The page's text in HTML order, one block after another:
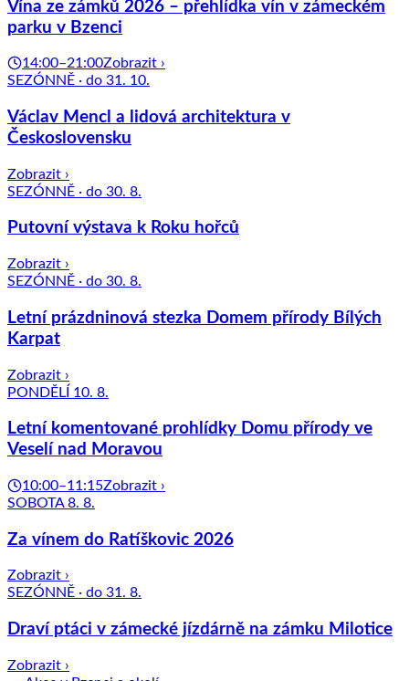
Vína ze zámků 2026 – přehlídka vín v zámeckém
parku v Bzenci
14:00–21:00Zobrazit ›
SEZÓNNĚ · do 31. 10.
Václav Mencl a lidová architektura v
Československu
Zobrazit ›
SEZÓNNĚ · do 30. 8.
Putovní výstava k Roku hořců
Zobrazit ›
SEZÓNNĚ · do 30. 8.
Letní prázdninová stezka Domem přírody Bílých
Karpat
Zobrazit ›
PONDĚLÍ 10. 8.
Letní komentované prohlídky Domu přírody ve
Veselí nad Moravou
10:00–11:15Zobrazit ›
SOBOTA 8. 8.
Za vínem do Ratíškovic 2026
Zobrazit ›
SEZÓNNĚ · do 31. 8.
Draví ptáci v zámecké jízdárně na zámku Milotice
Zobrazit ›